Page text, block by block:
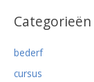
k
a
a
Categorieën
bederf
cursus